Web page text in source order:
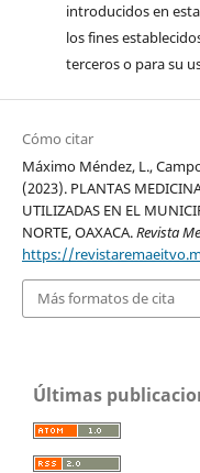
introducidos en
los fines
terceros o para su
Cómo citar
Máximo Méndez, L.,
(2023). PLANTAS
UTILIZADAS EN EL
NORTE, OAXACA.Revista
https://
Más formatos de cita
Últimas